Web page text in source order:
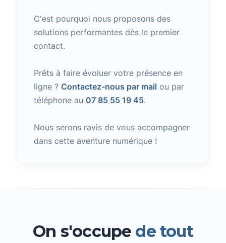
C'est pourquoi nous proposons des
solutions performantes dès le premier
contact.
Prêts à faire évoluer votre présence en
ligne ? Contactez-nous par mail ou par
téléphone au 07 85 55 19 45.
Nous serons ravis de vous accompagner
dans cette aventure numérique !
On s'occupe de tout